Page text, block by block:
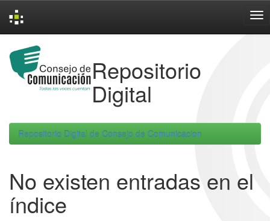
navigation
Repositorio
Digital
Repositorio Digital de Consejo de Comunicacion
No existen entradas en el
índice